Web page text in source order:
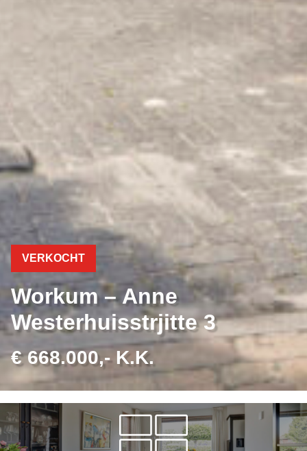
VERKOCHT
Workum – Anne
Westerhuisstrjitte 3
€ 668.000,- K.K.